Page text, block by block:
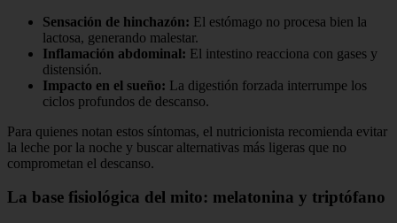
Sensación de hinchazón: El estómago no procesa bien la
lactosa, generando malestar.
Inflamación abdominal: El intestino reacciona con gases y
distensión.
Impacto en el sueño: La digestión forzada interrumpe los
ciclos profundos de descanso.
Para quienes notan estos síntomas, el nutricionista recomienda evitar
la leche por la noche y buscar alternativas más ligeras que no
comprometan el descanso.
La base fisiológica del mito: melatonina y triptófano